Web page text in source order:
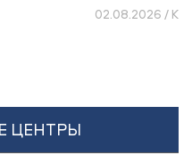
02.08.2026 /
ЦЕНТРЫ